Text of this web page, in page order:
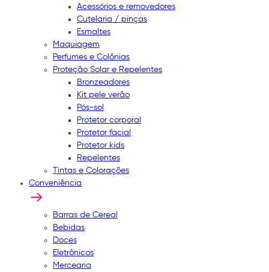
Acessórios e removedores
Cutelaria / pinças
Esmaltes
Maquiagem
Perfumes e Colônias
Proteção Solar e Repelentes
Bronzeadores
Kit pele verão
Pós-sol
Protetor corporal
Protetor facial
Protetor kids
Repelentes
Tintas e Colorações
Conveniência
Barras de Cereal
Bebidas
Doces
Eletrônicos
Mercearia